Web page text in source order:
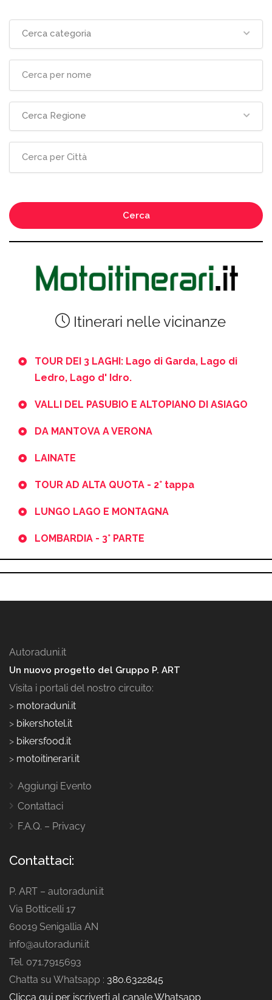
Cerca categoria
Cerca Regione
Cerca
Itinerari nelle vicinanze
TOUR DEI 3 LAGHI: Lago di Garda, Lago di
Ledro, Lago d' Idro.
VALLI DEL PASUBIO E ALTOPIANO DI ASIAGO
DA MANTOVA A VERONA
LAINATE
TOUR AD ALTA QUOTA - 2° tappa
LUNGO LAGO E MONTAGNA
LOMBARDIA - 3° PARTE
Autoraduni.it
Un nuovo progetto del Gruppo P. ART
Visita i portali del nostro circuito:
> motoraduni.it
> bikershotel.it
> bikersfood.it
> motoitinerari.it
Aggiungi Evento
Contattaci
F.A.Q. – Privacy
Contattaci:
P. ART – autoraduni.it
Via Botticelli 17
60019 Senigallia AN
info@autoraduni.it
Tel. 071.7915693
Chatta su Whatsapp : 380.6322845
Clicca qui per iscriverti al canale Whatsapp